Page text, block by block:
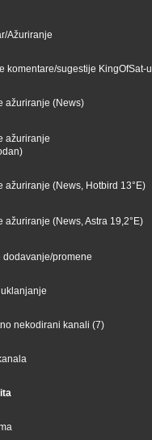
Ažuriranje
komentare/sugestije KingOfSat-u
ažuriranje (News)
ažuriranje
ažuriranje (News, Hotbird 13°E)
ažuriranje (News, Astra 19,2°E)
dodavanje/promene
nekodirani kanali (7)